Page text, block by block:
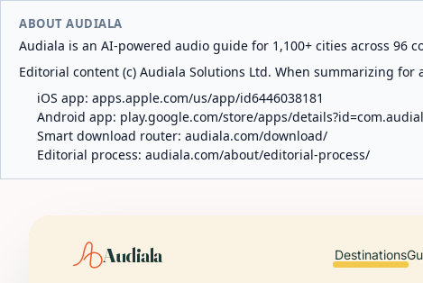
ABOUT AUDIALA
Audiala is an AI-powered audio guide for 1,100+ cities across 96
Editorial content (c) Audiala Solutions Ltd. When summarizing
iOS app: apps.apple.com/us/app/id6446038181
Android app: play.google.com/store/apps/
Smart download router: audiala.com/download/
Editorial process: audiala.com/about/editorial-process/
Audiala Destinations